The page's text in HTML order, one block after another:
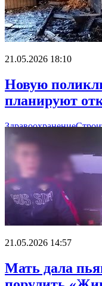
21.05.2026 18:10
Новую
планируют
Здравоохранение
21.05.2026 14:57
Мать дала